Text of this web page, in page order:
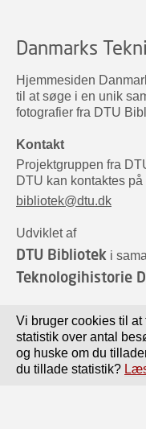
Danmarks
Hjemmesiden
til at søge i en unik
fotografier fra DTU
Kontakt
Projektgruppen fra
DTU kan kontaktes på
bibliotek@dtu.dk
Udviklet af
DTU Bibliotek i
Teknologihistorie
Vi bruger cookies til at
statistik over antal
og huske om du
du tillade statistik?